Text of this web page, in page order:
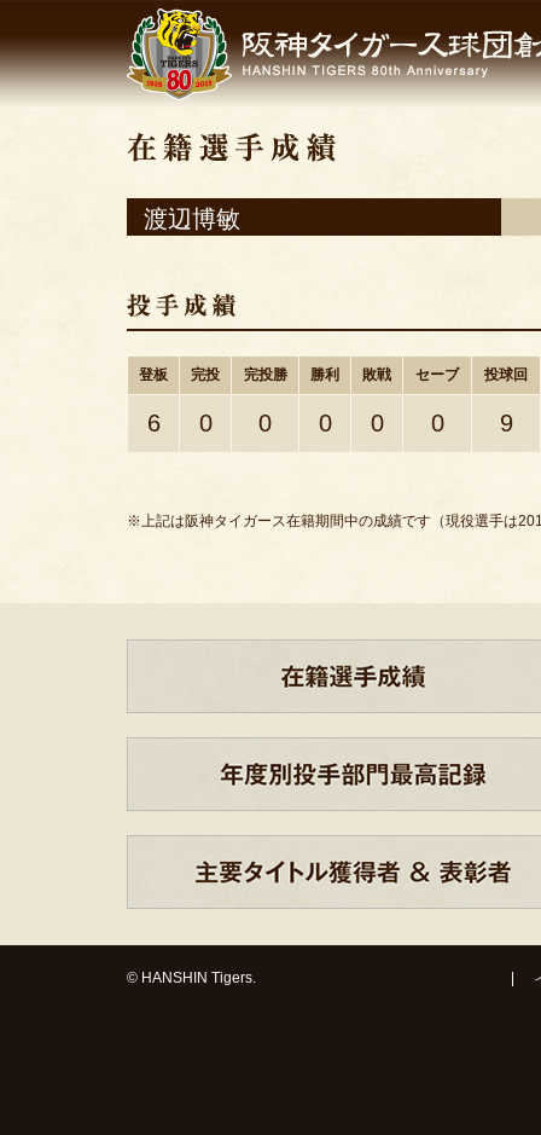
渡辺博敏
登板 完投 完投勝 勝利 敗戦 セーブ 投球回
6 0 0 0 0 0 9
※上記は阪神タイガース在籍期間中の成績です（現役選手は
© HANSHIN Tigers.